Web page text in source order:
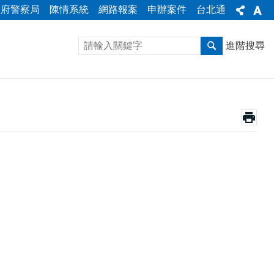
警察局 陳情系統 網路報案 申辦案件 台北通
進階搜尋